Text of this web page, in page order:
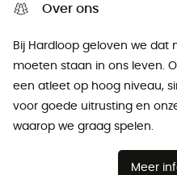
Over ons
Bij Hardloop geloven we dat
moeten staan ​​in ons leven.
een atleet op hoog niveau,
voor goede uitrusting en
waarop we graag spelen.
Meer